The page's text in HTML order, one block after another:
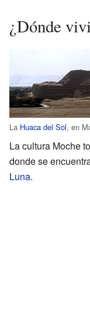
¿Dónde
La Huaca del Sol, en
La cultura Moche
donde se
Luna.